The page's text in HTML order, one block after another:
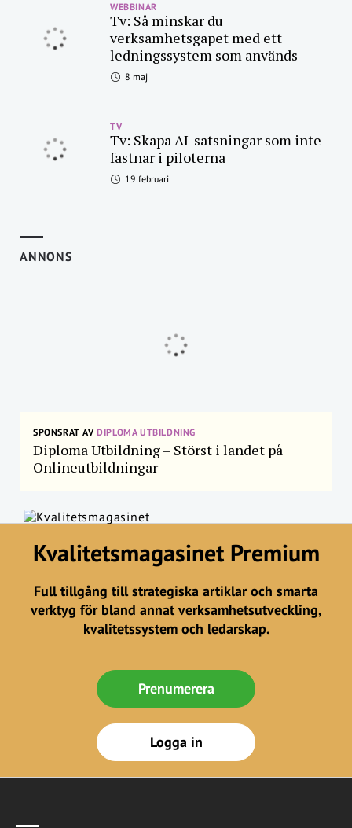
WEBBINAR
Tv: Så minskar du
verksamhetsgapet med ett
ledningssystem som används
8 maj
TV
Tv: Skapa AI-satsningar som inte
fastnar i piloterna
19 februari
ANNONS
SPONSRAT AVDIPLOMA UTBILDNING
Diploma Utbildning – Störst i landet på
Onlineutbildningar
Kvalitetsmagasinet Premium
Full tillgång till strategiska artiklar och smarta
verktyg för bland annat verksamhetsutveckling,
kvalitetssystem och ledarskap.
Prenumerera
Logga in